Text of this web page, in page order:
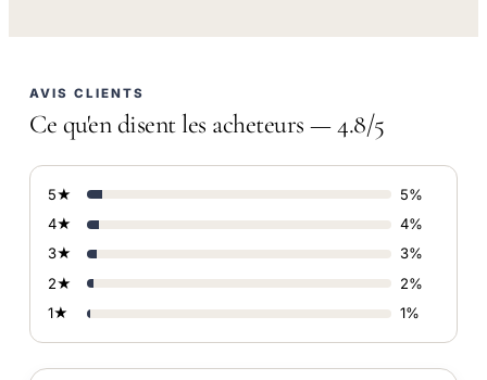
AVIS CLIENTS
Ce qu'en disent les acheteurs — 4.8/5
5★
5%
4★
4%
3★
3%
2★
2%
1★
1%